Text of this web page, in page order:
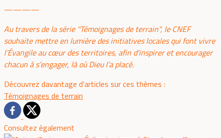
————
Au travers de la série "Témoignages de terrain", le CNEF
souhaite mettre en lumière des initiatives locales qui font vivre
l’Évangile au cœur des territoires, afin d'inspirer et encourager
chacun à s’engager, là où Dieu l’a placé.
Découvrez davantage d'articles sur ces thèmes :
Témoignages de terrain
Consultez également